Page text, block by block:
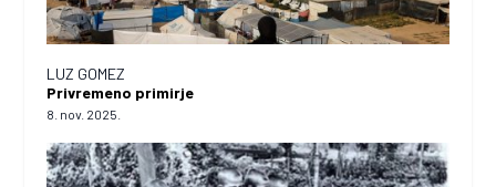
LUZ GOMEZ
Privremeno primirje
8. nov. 2025.